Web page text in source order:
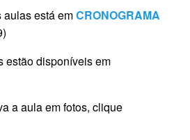
está emCRONOGRAMA
estão disponíveis em
a aula em fotos, clique